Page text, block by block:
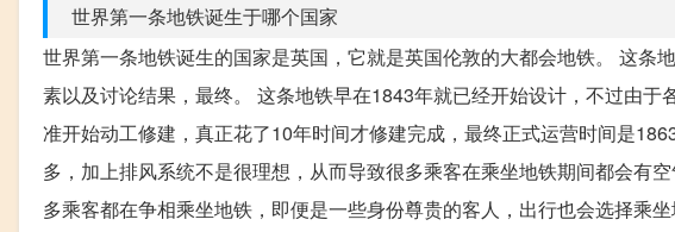
世界第一条地铁诞生于哪个国家
世界第一条地铁诞生的国家是英国，它就是英国伦敦的大都会地铁。 这条
素以及讨论结果，最终。 这条地铁早在1843年就已经开始设计，不过由
准开始动工修建，真正花了10年时间才修建完成，最终正式运营时间是
多，加上排风系统不是很理想，从而导致很多乘客在乘坐地铁期间都会有
多乘客都在争相乘坐地铁，即便是一些身份尊贵的客人，出行也会选择乘